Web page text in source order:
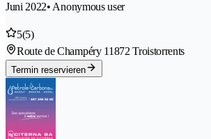
Juni 2022• Anonymous user
5(5)
Route de Champéry 11872 Troistorrents
Termin reservieren